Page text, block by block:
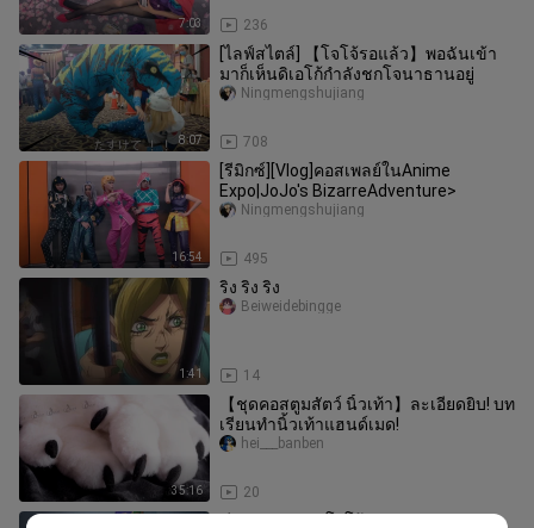
7:03 236
8:07
[ไลฟ์สไตล์] 【โจโจ้รอแล้ว】พอฉันเข้า
มาก็เห็นดิเอโก้กำลังชกโจนาธานอยู่
708
Ningmengshujiang
16:54
[รีมิกซ์][Vlog]คอสเพลย์ในAnime
Expo|JoJo's BizarreAdventure>
495
Ningmengshujiang
1:41
ริง ริง ริง
14
Beiweidebingge
35:16
【ชุดคอสตูมสัตว์ นิ้วเท้า】ละเอียดยิบ! บท
เรียนทำนิ้วเท้าแฮนด์เมด!
20
hei___banben